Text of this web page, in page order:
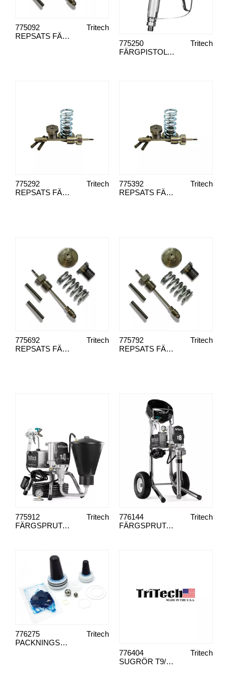
REPSATS FÄRGPISTOL T420
Tritech
775092
FÄRGPISTOL TRITECH T370-IL
Tritech
775250
REPSATS FÄRGPISTOL T370-IL
Tritech
775292
REPSATS FÄRGPISTOL T360/380
Tritech
775392
REPSATS FÄRGPISTOL T720
Tritech
775692
REPSATS FÄRGPISTOL T750
Tritech
775792
FÄRGSPRUTA T4 BÄRRAM ÖVERKOPP
Tritech
775912
FÄRGSPRUTA T8 VAGN
Tritech
776144
PACKNINGSSATS T9-T11 600-475
Tritech
776275
SUGRÖR T9/T11
Tritech
776404